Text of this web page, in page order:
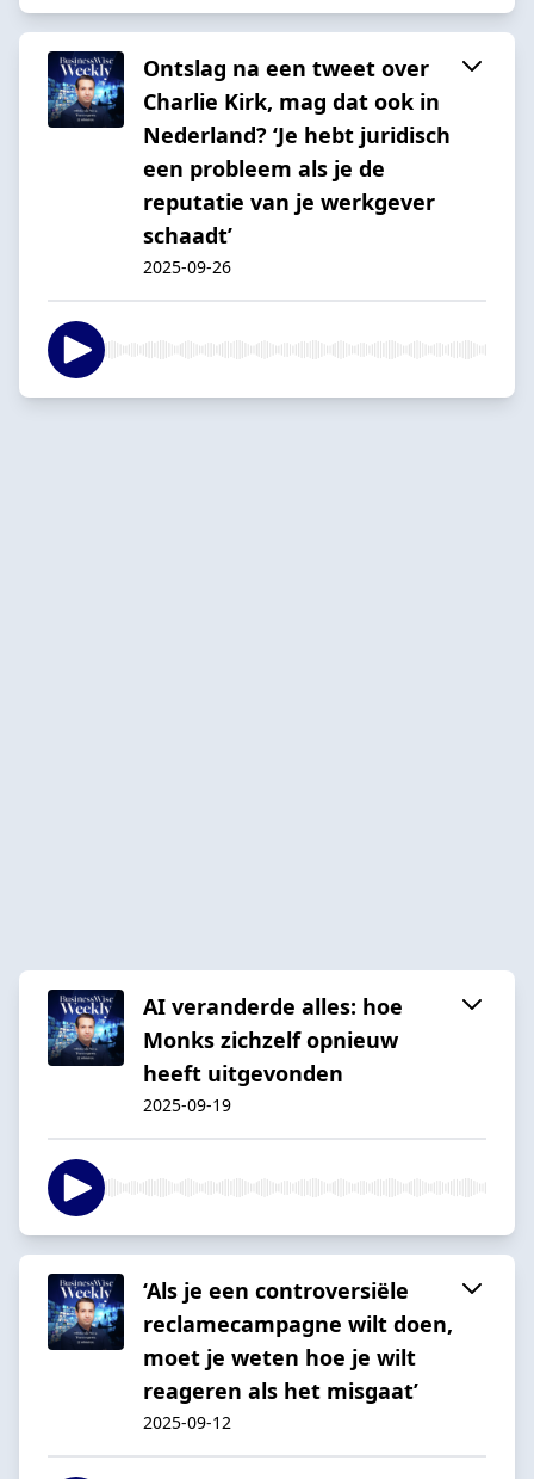
Ontslag na een tweet over
Charlie Kirk, mag dat ook in
Nederland? ‘Je hebt juridisch
een probleem als je de
reputatie van je werkgever
schaadt’
2025-09-26
AI veranderde alles: hoe
Monks zichzelf opnieuw
heeft uitgevonden
2025-09-19
‘Als je een controversiële
reclamecampagne wilt doen,
moet je weten hoe je wilt
reageren als het misgaat’
2025-09-12